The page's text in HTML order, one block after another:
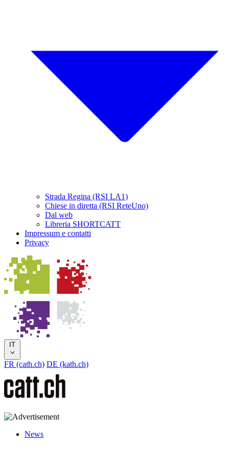
Strada Regina (RSI LA1)
Chiese in diretta (RSI ReteUno)
Dal web
Libreria SHORTCATT
Impressum e contatti
Privacy
IT
FR (cath.ch) DE (kath.ch)
News